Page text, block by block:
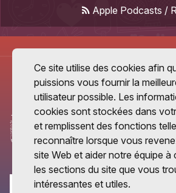
Apple Podcasts /
Ce site utilise des cookies afin
puissions vous fournir la
utilisateur possible. Les
cookies sont stockées dans
et remplissent des fonctions
reconnaître lorsque vous
site Web et aider notre équipe à
les sections du site que vous
intéressantes et utiles.